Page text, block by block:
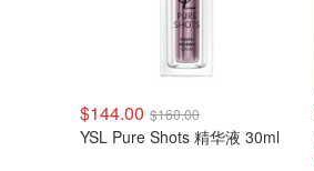
$144.00 $160.00
YSL Pure Shots 精华液 30ml